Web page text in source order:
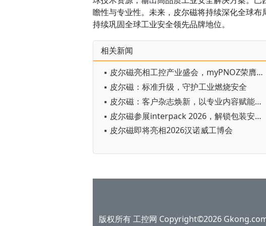
瞻性与专业性。未来，皮尔磁将持续深化全球
持续巩固全球工业安全领先品牌地位。
相关新闻
▪ 皮尔磁亮相工控产业盛会，myPNOZ荣膺技术创新标杆奖
▪ 皮尔磁：标准升级，守护工业燃烧安全
▪ 皮尔磁：客户杂志焕新，以专业内容赋能行业
▪ 皮尔磁参展interpack 2026，解锁包装安全新路径
▪ 皮尔磁即将亮相2026汉诺威工博会
版权所有 工控网 Copyright©2026